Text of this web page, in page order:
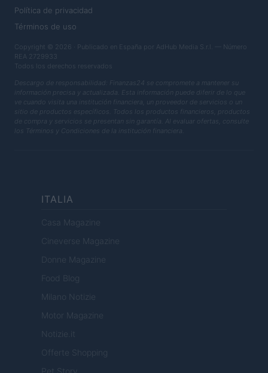
Política de privacidad
Términos de uso
Copyright © 2026 · Publicado en España por AdHub Media S.r.l. — Número
REA 2729933
Todos los derechos reservados
Descargo de responsabilidad: Finanzas24 se compromete a mantener su
información precisa y actualizada. Esta información puede diferir de lo que
ve cuando visita una institución financiera, un proveedor de servicios o un
sitio de productos específicos. Todos los productos financieros, productos
de compra y servicios se presentan sin garantía. Al evaluar ofertas, consulte
los Términos y Condiciones de la institución financiera.
ITALIA
Casa Magazine
Cineverse Magazine
Donne Magazine
Food Blog
Milano Notizie
Motor Magazine
Notizie.it
Offerte Shopping